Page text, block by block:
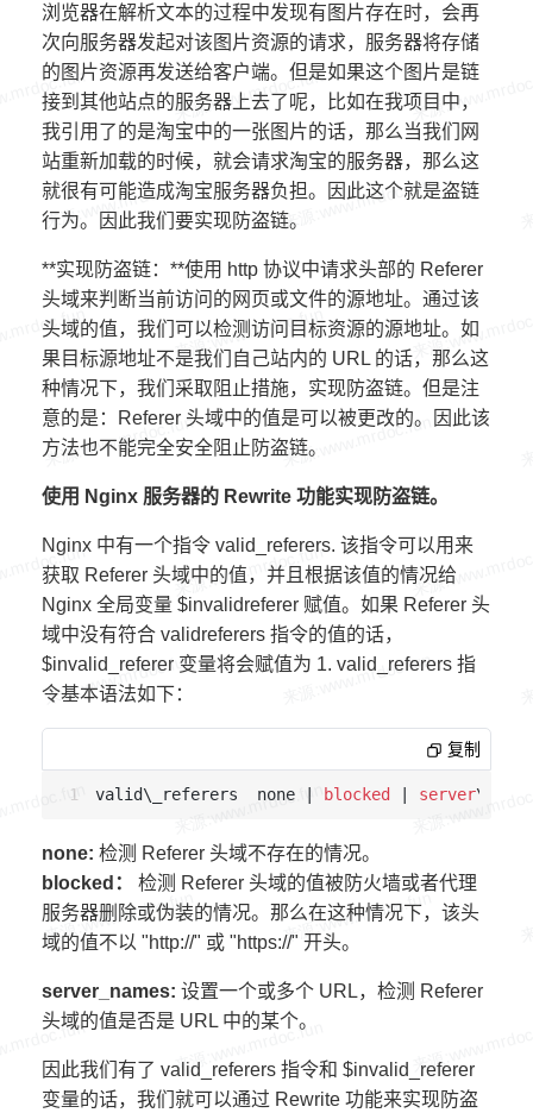
浏览器在解析文本的过程中发现有图片存在时，会再
次向服务器发起对该图片资源的请求，服务器将存储
的图片资源再发送给客户端。但是如果这个图片是链
接到其他站点的服务器上去了呢，比如在我项目中，
我引用了的是淘宝中的一张图片的话，那么当我们网
站重新加载的时候，就会请求淘宝的服务器，那么这
就很有可能造成淘宝服务器负担。因此这个就是盗链
行为。因此我们要实现防盗链。
**实现防盗链：**使用 http 协议中请求头部的 Referer
头域来判断当前访问的网页或文件的源地址。通过该
头域的值，我们可以检测访问目标资源的源地址。如
果目标源地址不是我们自己站内的 URL 的话，那么这
种情况下，我们采取阻止措施，实现防盗链。但是注
意的是：Referer 头域中的值是可以被更改的。因此该
方法也不能完全安全阻止防盗链。
使用 Nginx 服务器的 Rewrite 功能实现防盗链。
Nginx 中有一个指令 valid_referers. 该指令可以用来
获取 Referer 头域中的值，并且根据该值的情况给
Nginx 全局变量 $invalidreferer 赋值。如果 Referer 头
域中没有符合 validreferers 指令的值的话，
$invalid_referer 变量将会赋值为 1. valid_referers 指
令基本语法如下：
复制
valid\_referers  none | blocked server
none: 检测 Referer 头域不存在的情况。
blocked：
检测 Referer 头域的值被防火墙或者代理
服务器删除或伪装的情况。那么在这种情况下，该头
域的值不以 "http://" 或 "https://" 开头。
server_names: 设置一个或多个 URL，检测 Referer
头域的值是否是 URL 中的某个。
因此我们有了 valid_referers 指令和 $invalid_referer
变量的话，我们就可以通过 Rewrite 功能来实现防盗